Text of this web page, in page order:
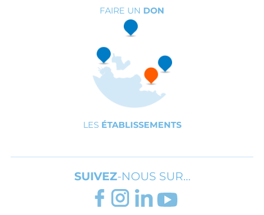
FAIRE UN DON
LES ÉTABLISSEMENTS
SUIVEZ-NOUS SUR…
FACEBOOK
INSTAGRAM
LINKEDIN
YOUTUBE